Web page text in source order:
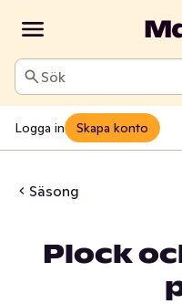
Sök
Logga in Skapa konto
Säsong
Plock